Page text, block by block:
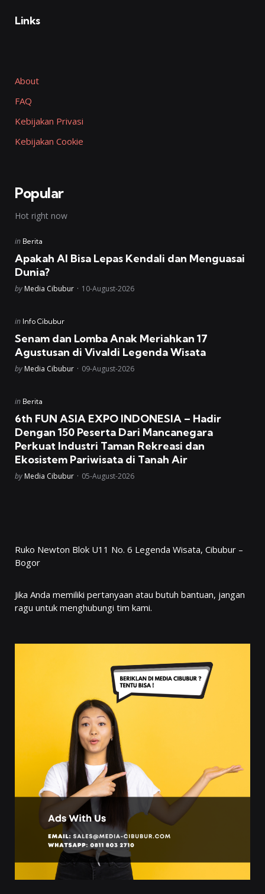
Links
About
FAQ
Kebijakan Privasi
Kebijakan Cookie
Popular
Hot right now
Posted
in Berita
Apakah AI Bisa Lepas Kendali dan Menguasai
Dunia?
Posted
by Media Cibubur 10-August-2026
Posted
in Info Cibubur
Senam dan Lomba Anak Meriahkan 17
Agustusan di Vivaldi Legenda Wisata
Posted
by Media Cibubur 09-August-2026
Posted
in Berita
6th FUN ASIA EXPO INDONESIA – Hadir
Dengan 150 Peserta Dari Mancanegara
Perkuat Industri Taman Rekreasi dan
Ekosistem Pariwisata di Tanah Air
Posted
by Media Cibubur 05-August-2026
Ruko Newton Blok U11 No. 6 Legenda Wisata, Cibubur –
Bogor
Jika Anda memiliki pertanyaan atau butuh bantuan, jangan
ragu untuk menghubungi tim kami.